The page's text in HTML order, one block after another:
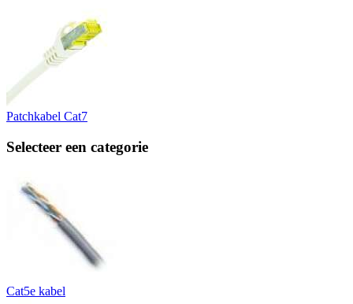
Patchkabel Cat7
Selecteer een categorie
Cat5e kabel